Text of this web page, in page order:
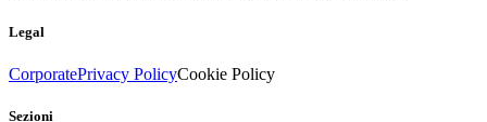
Legal
CorporatePrivacy PolicyCookie Policy
Sezioni